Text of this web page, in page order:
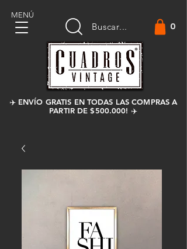
Buscar...
MENÚ
0
✈️ ENVÍO GRATIS EN TODAS LAS COMPRAS A
PARTIR DE $500.000! ✈️